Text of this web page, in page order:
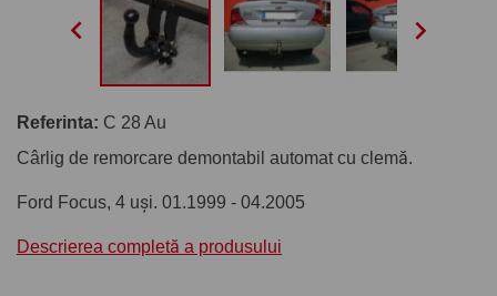
 
Referinta: C 28 Au
Cârlig de remorcare demontabil automat cu clemă.
Ford Focus, 4 uși. 01.1999 - 04.2005
Descrierea completă a produsului